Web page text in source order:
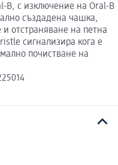
B, с изключение на Oral-B
създадена чашка,
отстраняване на петна
сигнализира кога е
почистване на